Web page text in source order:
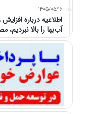
1405/05/16
اطلاعیه درباره
آب‌بها را بالا